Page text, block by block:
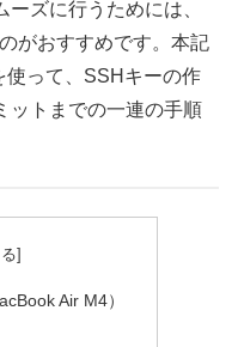
ズに行うためには、
がおすすめです。本記
使って、SSHキーの作
ットまでの一連の手順
Air M4）